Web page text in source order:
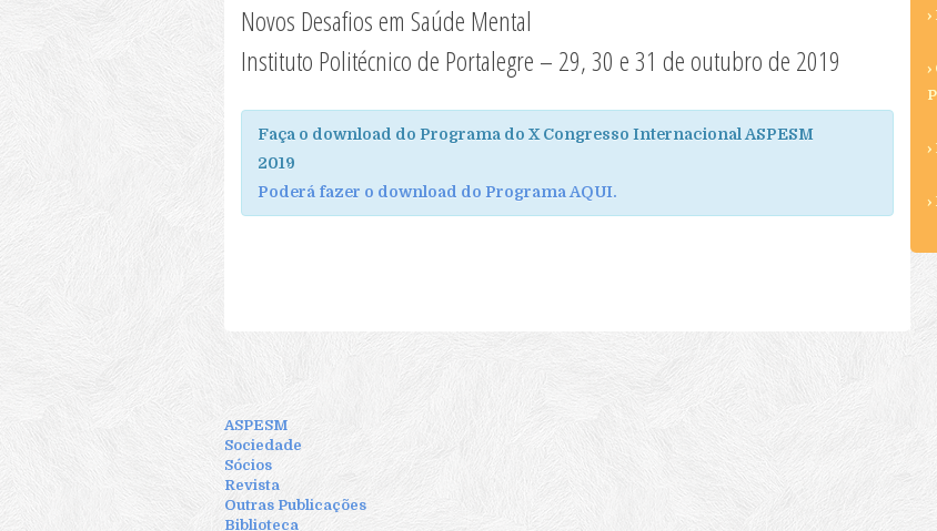
Novos Desafios em Saúde Mental
Instituto Politécnico de Portalegre – 29, 30 e 31 de outubro de 2019
Faça o download do Programa do X Congresso Internacional ASPESM
2019
Poderá fazer o download do Programa AQUI.
ASPESM
Sociedade
Sócios
Revista
Outras Publicações
Biblioteca